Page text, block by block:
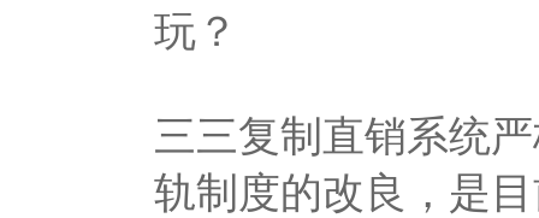
玩？
三三复制直销系统
轨制度的改良，是